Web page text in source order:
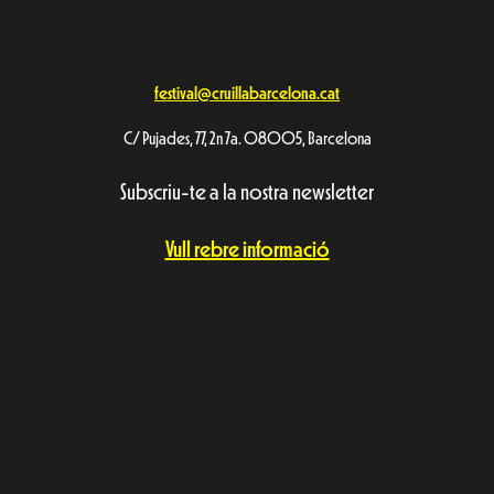
festival@cruillabarcelona.cat
C/ Pujades, 77, 2n 7a. 08005, Barcelona
Subscriu-te a la nostra newsletter
Vull rebre informació